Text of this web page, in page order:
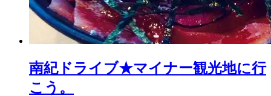
南紀ドライブ★マイナー観光地に行
こう。